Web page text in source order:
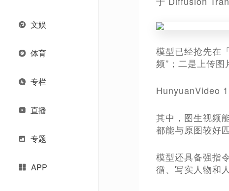
文娱
体育
专栏
直播
专题
APP
模型已经抢先在
频”；二是上传图
HunyuanVideo
其中，图生视频
都能与原图较好匹
模型还具备强指
循、写实人物和